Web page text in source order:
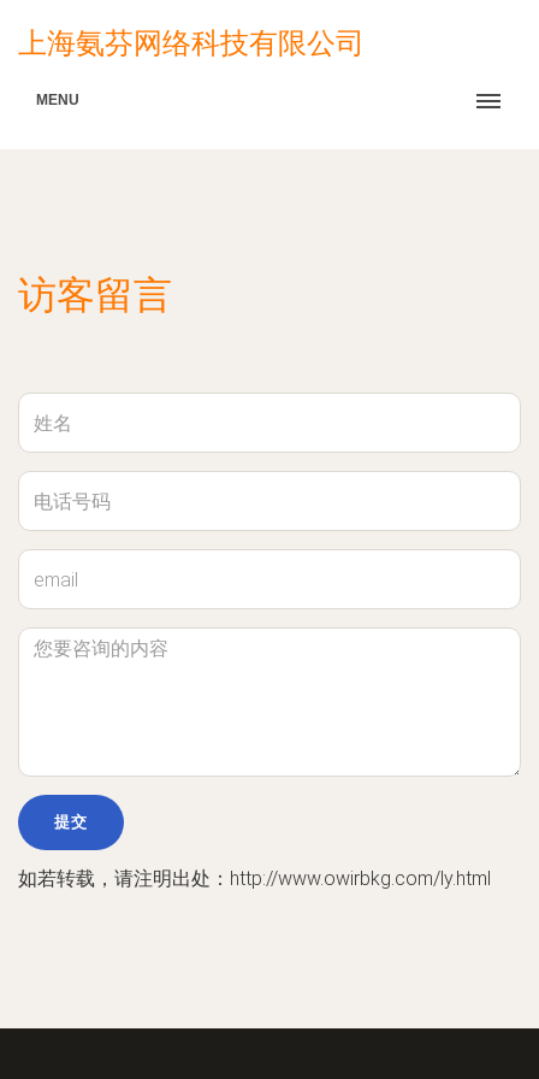
上海氨芬网络科技有限公司
MENU
访客留言
如若转载，请注明出处：http://www.owirbkg.com/ly.html